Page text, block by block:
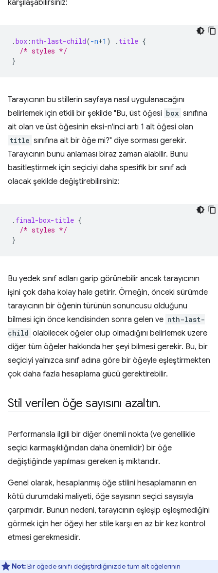
karşılaşabilirsiniz:
.box :nth-last-child(-n+1 ) . title {
/* styles */
}
Tarayıcının bu stillerin sayfaya nasıl uygulanacağını
belirlemek için etkili bir şekilde "Bu, üst öğesi box sınıfına
ait olan ve üst öğesinin eksi-n'inci artı 1 alt öğesi olan
title sınıfına ait bir öğe mi?" diye sorması gerekir.
Tarayıcının bunu anlaması biraz zaman alabilir. Bunu
basitleştirmek için seçiciyi daha spesifik bir sınıf adı
olacak şekilde değiştirebilirsiniz:
. final-box-title {
/* styles */
}
Bu yedek sınıf adları garip görünebilir ancak tarayıcının
işini çok daha kolay hale getirir. Örneğin, önceki sürümde
tarayıcının bir öğenin türünün sonuncusu olduğunu
bilmesi için önce kendisinden sonra gelen ve nth-last-
child olabilecek öğeler olup olmadığını belirlemek üzere
diğer tüm öğeler hakkında her şeyi bilmesi gerekir. Bu, bir
seçiciyi yalnızca sınıf adına göre bir öğeyle eşleştirmekten
çok daha fazla hesaplama gücü gerektirebilir.
Stil verilen öğe sayısını azaltın.
Performansla ilgili bir diğer önemli nokta (ve genellikle
seçici karmaşıklığından daha önemlidir) bir öğe
değiştiğinde yapılması gereken iş miktarıdır.
Genel olarak, hesaplanmış öğe stilini hesaplamanın en
kötü durumdaki maliyeti, öğe sayısının seçici sayısıyla
çarpımıdır. Bunun nedeni, tarayıcının eşleşip eşleşmediğini
görmek için her öğeyi her stile karşı en az bir kez kontrol
etmesi gerekmesidir.
Not:Bir öğede sınıfı değiştirdiğinizde tüm alt öğelerinin